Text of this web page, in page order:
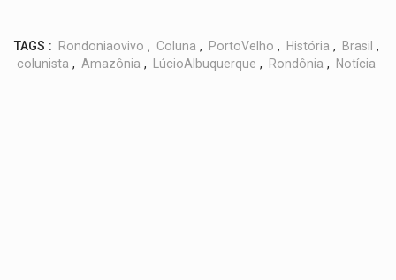
TAGS : Rondoniaovivo , Coluna , PortoVelho , História , Brasil ,
colunista , Amazônia , LúcioAlbuquerque , Rondônia , Notícia